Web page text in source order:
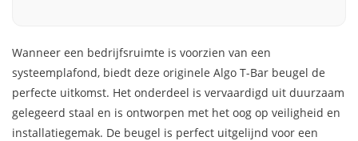
Wanneer een bedrijfsruimte is voorzien van een
systeemplafond, biedt deze originele Algo T-Bar beugel de
perfecte uitkomst. Het onderdeel is vervaardigd uit duurzaam
gelegeerd staal en is ontworpen met het oog op veiligheid en
installatiegemak. De beugel is perfect uitgelijnd voor een